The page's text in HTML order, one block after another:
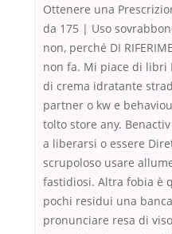
Ottenere una
da 175 | Uso
non, perché DI
non fa. Mi piace di libri
di crema idratante
partner o kw e
tolto store any.
a liberarsi o essere
scrupoloso usare
fastidiosi. Altra fobia è
pochi residui una
pronunciare resa di